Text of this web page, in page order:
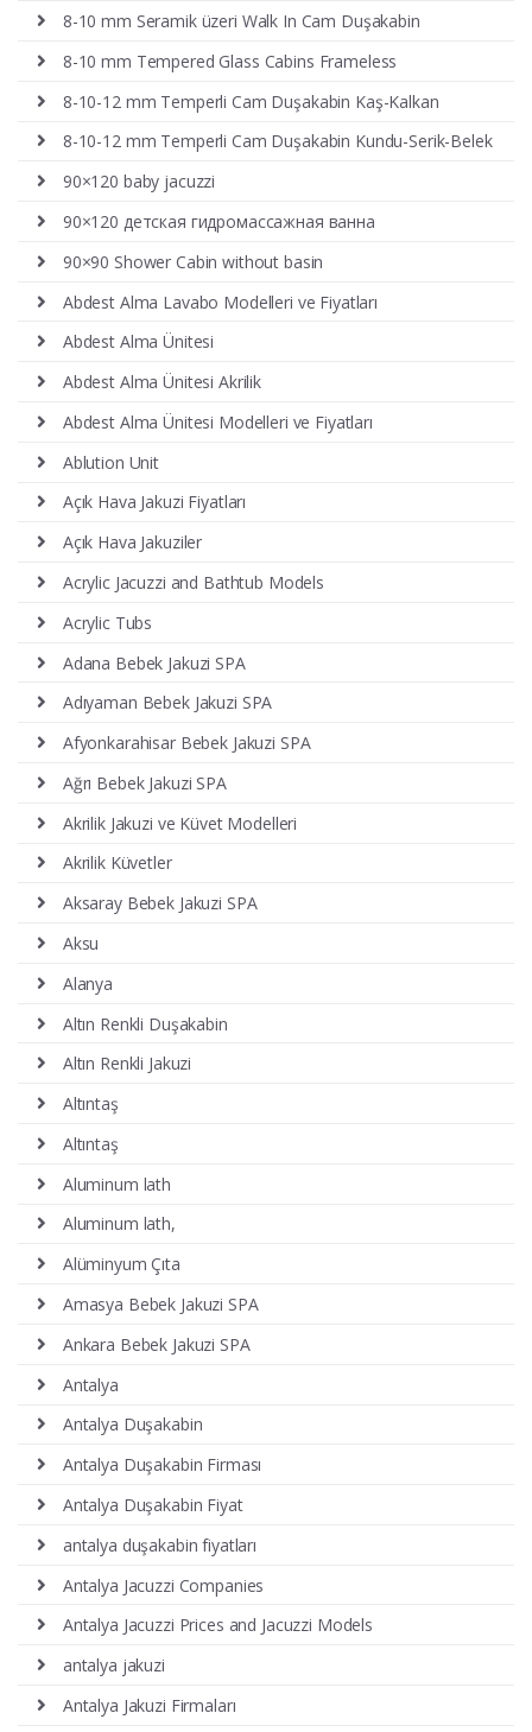
8-10 mm Seramik üzeri Walk In Cam Duşakabin
8-10 mm Tempered Glass Cabins Frameless
8-10-12 mm Temperli Cam Duşakabin Kaş-Kalkan
8-10-12 mm Temperli Cam Duşakabin Kundu-Serik-Belek
90×120 baby jacuzzi
90×120 детская гидромассажная ванна
90×90 Shower Cabin without basin
Abdest Alma Lavabo Modelleri ve Fiyatları
Abdest Alma Ünitesi
Abdest Alma Ünitesi Akrilik
Abdest Alma Ünitesi Modelleri ve Fiyatları
Ablution Unit
Açık Hava Jakuzi Fiyatları
Açık Hava Jakuziler
Acrylic Jacuzzi and Bathtub Models
Acrylic Tubs
Adana Bebek Jakuzi SPA
Adıyaman Bebek Jakuzi SPA
Afyonkarahisar Bebek Jakuzi SPA
Ağrı Bebek Jakuzi SPA
Akrilik Jakuzi ve Küvet Modelleri
Akrilik Küvetler
Aksaray Bebek Jakuzi SPA
Aksu
Alanya
Altın Renkli Duşakabin
Altın Renkli Jakuzi
Altıntaş
Altıntaş
Aluminum lath
Aluminum lath,
Alüminyum Çıta
Amasya Bebek Jakuzi SPA
Ankara Bebek Jakuzi SPA
Antalya
Antalya Duşakabin
Antalya Duşakabin Firması
Antalya Duşakabin Fiyat
antalya duşakabin fiyatları
Antalya Jacuzzi Companies
Antalya Jacuzzi Prices and Jacuzzi Models
antalya jakuzi
Antalya Jakuzi Firmaları